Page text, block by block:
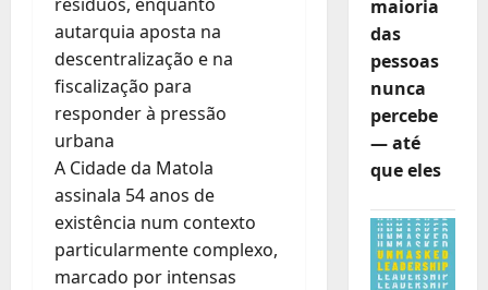
autarquia aposta na
descentralização e na
fiscalização para
responder à pressão
urbana
A Cidade da Matola
assinala 54 anos de
existência num contexto
particularmente complexo,
marcado por intensas
maioria
das
pessoas
nunca
percebe
— até
que eles